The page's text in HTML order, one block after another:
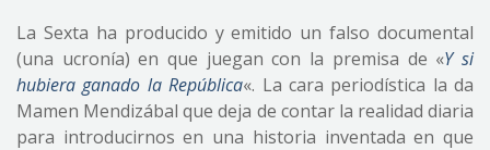
La Sexta ha producido y emitido un falso documental
(una ucronía) en que juegan con la premisa de «Y si
hubiera ganado la República«. La cara periodística la da
Mamen Mendizábal que deja de contar la realidad diaria
para introducirnos en una historia inventada en que